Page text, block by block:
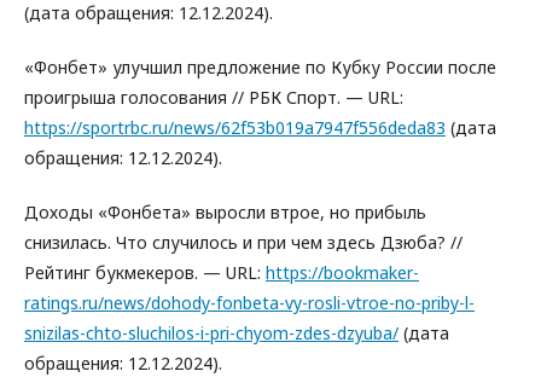
(дата обращения: 12.12.2024).
«Фонбет» улучшил предложение по Кубку России после
проигрыша голосования // РБК Спорт. — URL:
https://sportrbc.ru/news/62f53b019a7947f556deda83 (дата
обращения: 12.12.2024).
Доходы «Фонбета» выросли втрое, но прибыль
снизилась. Что случилось и при чем здесь Дзюба? //
Рейтинг букмекеров. — URL: https://bookmaker-
ratings.ru/news/dohody-fonbeta-vy-rosli-vtroe-no-priby-l-
snizilas-chto-sluchilos-i-pri-chyom-zdes-dzyuba/ (дата
обращения: 12.12.2024).